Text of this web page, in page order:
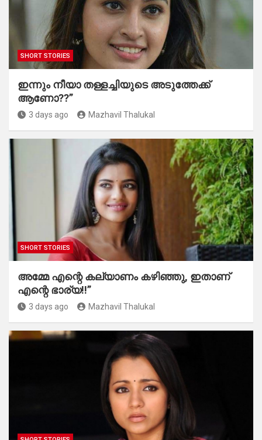
SHORT STORIES
ഇന്നും നീയാ തള്ളച്ചിയുടെ അടുത്തേക്ക്
ആണോ??”
3 days ago Mazhavil Thalukal
SHORT STORIES
അമ്മേ എന്റെ കല്യാണം കഴിഞ്ഞു, ഇതാണ്
എന്റെ ഭാര്യ!!”
3 days ago Mazhavil Thalukal